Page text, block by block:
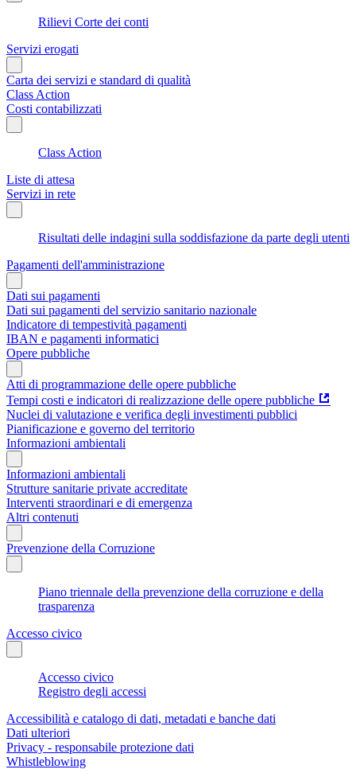
Rilievi Corte dei conti
Servizi erogati
Carta dei servizi e standard di qualità
Class Action
Costi contabilizzati
Class Action
Liste di attesa
Servizi in rete
Risultati delle indagini sulla soddisfazione da parte degli utenti
Pagamenti dell'amministrazione
Dati sui pagamenti
Dati sui pagamenti del servizio sanitario nazionale
Indicatore di tempestività pagamenti
IBAN e pagamenti informatici
Opere pubbliche
Atti di programmazione delle opere pubbliche
Tempi costi e indicatori di realizzazione delle opere pubbliche
Nuclei di valutazione e verifica degli investimenti pubblici
Pianificazione e governo del territorio
Informazioni ambientali
Informazioni ambientali
Strutture sanitarie private accreditate
Interventi straordinari e di emergenza
Altri contenuti
Prevenzione della Corruzione
Piano triennale della prevenzione della corruzione e della
trasparenza
Accesso civico
Accesso civico
Registro degli accessi
Accessibilità e catalogo di dati, metadati e banche dati
Dati ulteriori
Privacy - responsabile protezione dati
Whistleblowing